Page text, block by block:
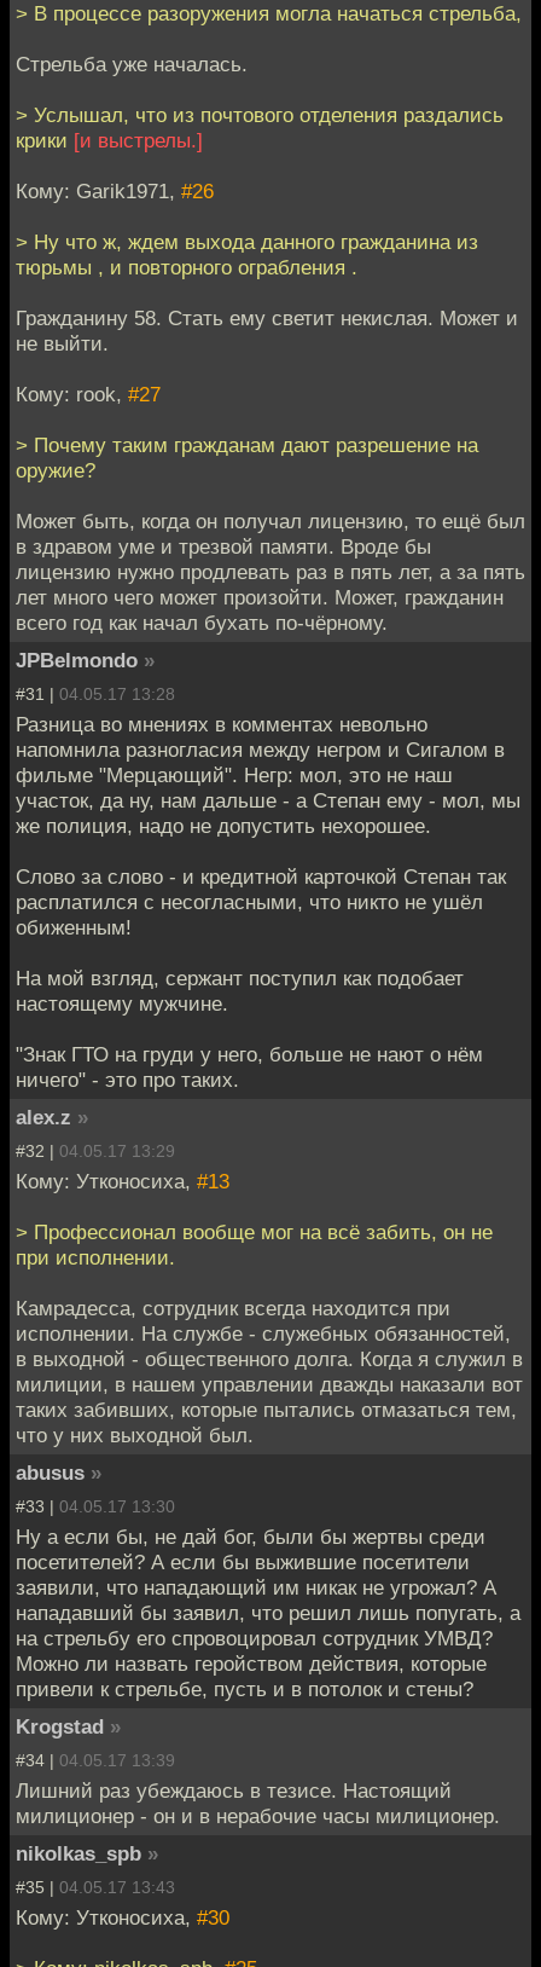
> В процессе разоружения могла начаться стрельба,
Стрельба уже началась.
> Услышал, что из почтового отделения раздались
крики [и выстрелы.]
Кому: Garik1971, #26
> Ну что ж, ждем выхода данного гражданина из
тюрьмы , и повторного ограбления .
Гражданину 58. Стать ему светит некислая. Может и
не выйти.
Кому: rook, #27
> Почему таким гражданам дают разрешение на
оружие?
Может быть, когда он получал лицензию, то ещё был
в здравом уме и трезвой памяти. Вроде бы
лицензию нужно продлевать раз в пять лет, а за пять
лет много чего может произойти. Может, гражданин
всего год как начал бухать по-чёрному.
JPBelmondo »
#31 | 04.05.17 13:28
Разница во мнениях в комментах невольно
напомнила разногласия между негром и Сигалом в
фильме "Мерцающий". Негр: мол, это не наш
участок, да ну, нам дальше - а Степан ему - мол, мы
же полиция, надо не допустить нехорошее.
Слово за слово - и кредитной карточкой Степан так
расплатился с несогласными, что никто не ушёл
обиженным!
На мой взгляд, сержант поступил как подобает
настоящему мужчине.
"Знак ГТО на груди у него, больше не нают о нём
ничего" - это про таких.
alex.z »
#32 | 04.05.17 13:29
Кому: Утконосиха, #13
> Профессионал вообще мог на всё забить, он не
при исполнении.
Камрадесса, сотрудник всегда находится при
исполнении. На службе - служебных обязанностей,
в выходной - общественного долга. Когда я служил в
милиции, в нашем управлении дважды наказали вот
таких забивших, которые пытались отмазаться тем,
что у них выходной был.
abusus »
#33 | 04.05.17 13:30
Ну а если бы, не дай бог, были бы жертвы среди
посетителей? А если бы выжившие посетители
заявили, что нападающий им никак не угрожал? А
нападавший бы заявил, что решил лишь попугать, а
на стрельбу его спровоцировал сотрудник УМВД?
Можно ли назвать геройством действия, которые
привели к стрельбе, пусть и в потолок и стены?
Krogstad »
#34 | 04.05.17 13:39
Лишний раз убеждаюсь в тезисе. Настоящий
милиционер - он и в нерабочие часы милиционер.
nikolkas_spb »
#35 | 04.05.17 13:43
Кому: Утконосиха, #30